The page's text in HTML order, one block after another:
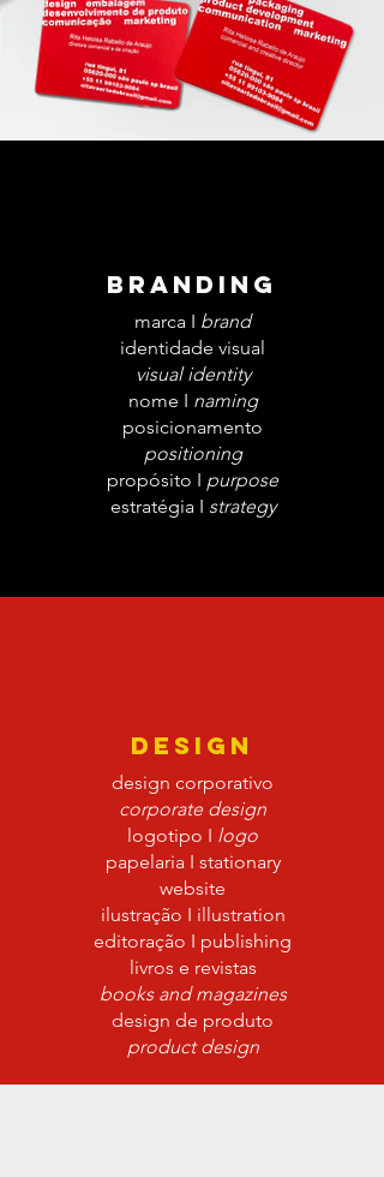
Branding
marca I brand
identidade visual
visual identity
nome I naming
posicionamento
positioning
propósito I purpose
estratégia I strategy
DESIGN
design corporativo
corporate design
logotipo I logo
papelaria I stationary
website
ilustração I illustration
editoração I publishing
livros e revistas
books and magazines
design de produto
product design